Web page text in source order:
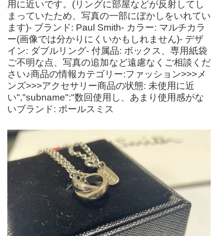
用に近いです。(リングに部屋などが反射してし
まっていたため、写真の一部にぼかしをいれてい
ます)- ブランド: Paul Smith- カラー: マルチカラ
ー(画像では分かりにくいかもしれません)- デザ
イン: ダブルリング- 付属品: ボックス、専用紙袋
ご不明な点、写真の追加など遠慮なくご相談くだ
さい♪商品の情報カテゴリー:ファッション>>>メ
ンズ>>>アクセサリー商品の状態: 未使用に近
い","subname":"数回使用し、あまり使用感がな
いブランド: ポールスミス